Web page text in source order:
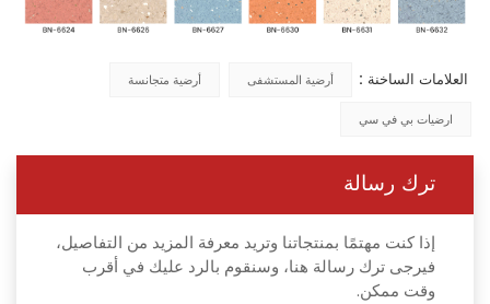
العلامات الساخنة : أرضية المستشفى أرضية متجانسة
ارضيات بي في سي
ترك رسالة
إذا كنت مهتمًا بمنتجاتنا وتريد معرفة المزيد من التفاصيل،
فيرجى ترك رسالة هنا، وسنقوم بالرد عليك في أقرب
وقت ممكن.